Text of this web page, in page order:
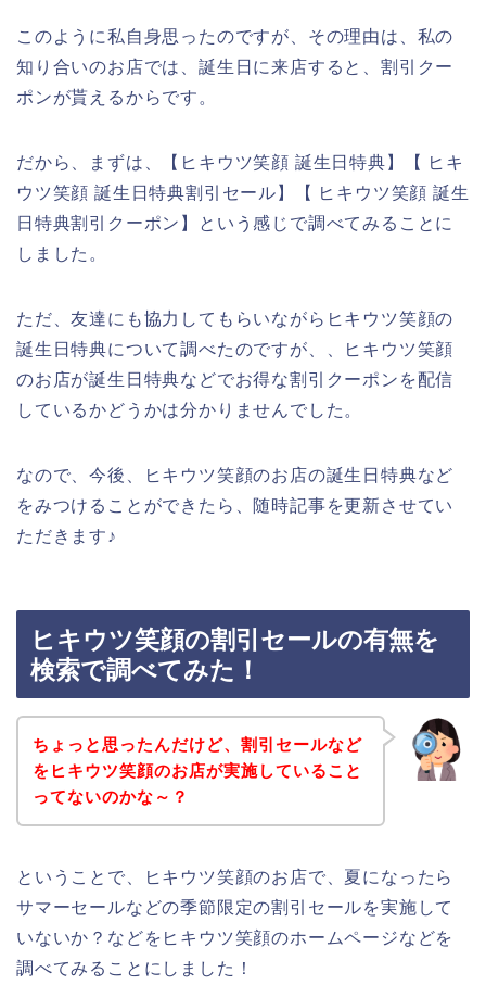
このように私自身思ったのですが、その理由は、私の
知り合いのお店では、誕生日に来店すると、割引クー
ポンが貰えるからです。
だから、まずは、【ヒキウツ笑顔 誕生日特典】【 ヒキ
ウツ笑顔 誕生日特典割引セール】【 ヒキウツ笑顔 誕生
日特典割引クーポン】という感じで調べてみることに
しました。
ただ、友達にも協力してもらいながらヒキウツ笑顔の
誕生日特典について調べたのですが、、ヒキウツ笑顔
のお店が誕生日特典などでお得な割引クーポンを配信
しているかどうかは分かりませんでした。
なので、今後、ヒキウツ笑顔のお店の誕生日特典など
をみつけることができたら、随時記事を更新させてい
ただきます♪
ヒキウツ笑顔の割引セールの有無を
検索で調べてみた！
ちょっと思ったんだけど、割引セールなど
をヒキウツ笑顔のお店が実施していること
ってないのかな～？
ということで、ヒキウツ笑顔のお店で、夏になったら
サマーセールなどの季節限定の割引セールを実施して
いないか？などをヒキウツ笑顔のホームページなどを
調べてみることにしました！